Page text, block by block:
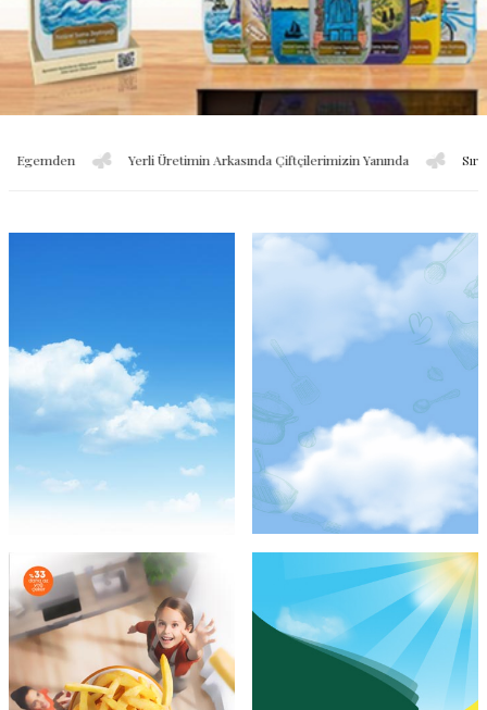
Yerli Üretimin Arkasında Çiftçilerimizin Yanında Sırma
Ayçiçek Şef Gibi